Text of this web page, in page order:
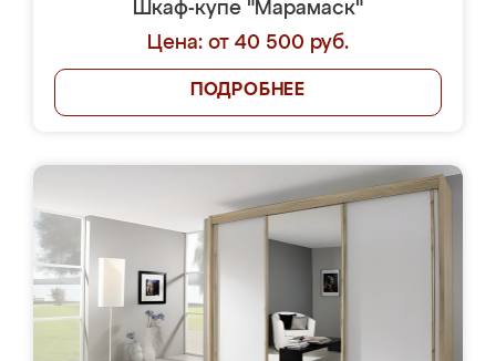
Шкаф-купе "Марамаск"
Цена: от 40 500 руб.
ПОДРОБНЕЕ